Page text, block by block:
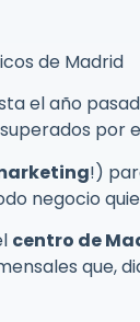
de Madrid
el año
por
!)
negocio
centro de
que,